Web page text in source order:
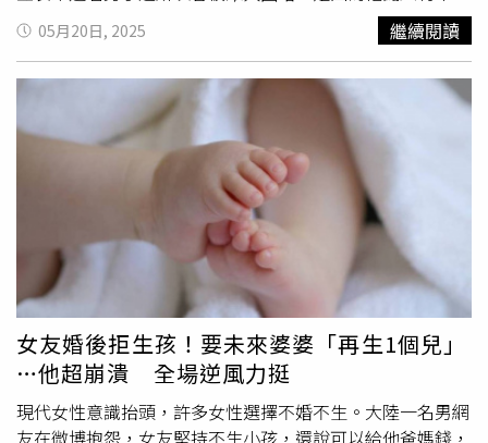
壓力和經濟壓力都壓得他喘不過氣，甚至會在夜裡偷偷地哭
泣。剛開始，林軍每天白天照顧妻子，晚上趁妻子睡著後，
在直播間唱歌，雖然直播間只有寥寥幾位粉絲，但他仍堅持
播到深夜。慢慢地，林軍和沈忱的故事受到了不少粉絲的支
持和認可。作為一名美術老師，沈忱從前用右手畫畫，患病
後開始用左手重新學習畫畫，林軍便鼓勵她為粉絲畫頭像，
當作鍛鍊。經過一年多的治療，沈忱的心智成熟了許多，可
以進行簡單的交流，還會哼唱一些歌曲。近日，林軍照顧妻
子的視頻登上熱搜，感動許多網友。面對外界關注和讚揚，
林軍說「這是我身為丈夫應該承擔起的責任，我覺得我做得
還不夠好，未來我們會活好當下，過好每一天。」
處民宅，意圖性侵一名女童，所幸並未得逞。而他在被逮到
後，也被趕來的憤怒村民飽以老拳，好好教訓了一頓。據了
解，這名叫Preecha的29歲男子疑似吸毒且精神異常，事發
當天他先是騎自行車進入村莊，見到女童獨自在家門口玩耍
便上前搭話。當女童害怕的躲回屋內，他竟尾隨闖入家中抓
住女童，並且意圖脫掉女童的衣物。女童受到驚嚇放聲尖
叫，她的母親聞聲趕來，見狀立刻抄起家中的熨斗朝
Preecha頭上猛砸，成功將他擊退，並且救回了飽受驚嚇的
女兒。Preecha被打得頭破血流，隨即逃離現場。而女童的
母親則急忙呼叫附近村民發動搜索，最終在村莊附近的池塘
邊，發現正在清洗頭上血跡的Preecha，村民一擁而上將他
制伏後，最終交由警方處理。Preecha被趕來保護女童的母
親打得滿臉是血。（圖／翻攝FB／Watchara Padungrad）
事後，Preecha的母親前往警局探視闖下大禍的兒子，但表
示不會替他保釋，要他為自己的行為承擔後果。Preecha的
母親的母親還指出，自己有3名子女，除了遠嫁國外的大女
兒外，次子已經因為吸毒而喪命。如今就連小兒子也染上毒
05月20日, 2025 繼續閱讀
女友婚後拒生孩！要未來婆婆「再生1個兒」
…他超崩潰 全場逆風力挺
現代女性意識抬頭，許多女性選擇不婚不生。大陸一名男網
友在微博抱怨，女友堅持不生小孩，還說可以給他爸媽錢，